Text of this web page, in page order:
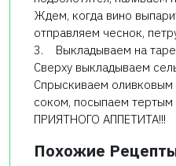
Ждем, когда вино
отправляем чеснок,
3. Выкладываем на
Сверху выкладываем
Спрыскиваем
соком, посыпаем тертым
ПРИЯТНОГО АППЕТИТА!!!
Похожие